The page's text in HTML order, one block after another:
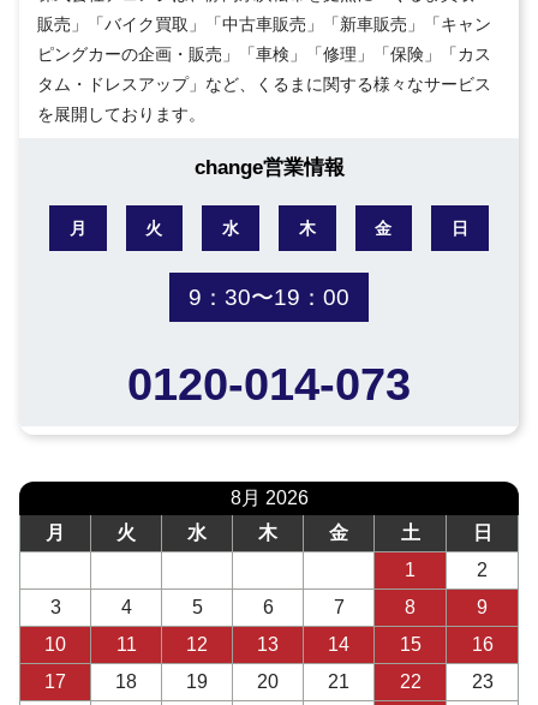
販売」「バイク買取」「中古車販売」「新車販売」「キャン
ピングカーの企画・販売」「車検」「修理」「保険」「カス
タム・ドレスアップ」など、くるまに関する様々なサービス
を展開しております。
change営業情報
月 火 水 木 金 日
9：30〜19：00
0120-014-073
8月 2026
月
火 水 木 金 土
日
1
2
3
4 5 6 7 8
9
10
11 12 13 14 15
16
17
18 19 20 21 22 23